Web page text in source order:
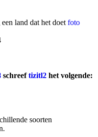
land dat het doet foto
schreeftizitl2 het volgende:
soorten